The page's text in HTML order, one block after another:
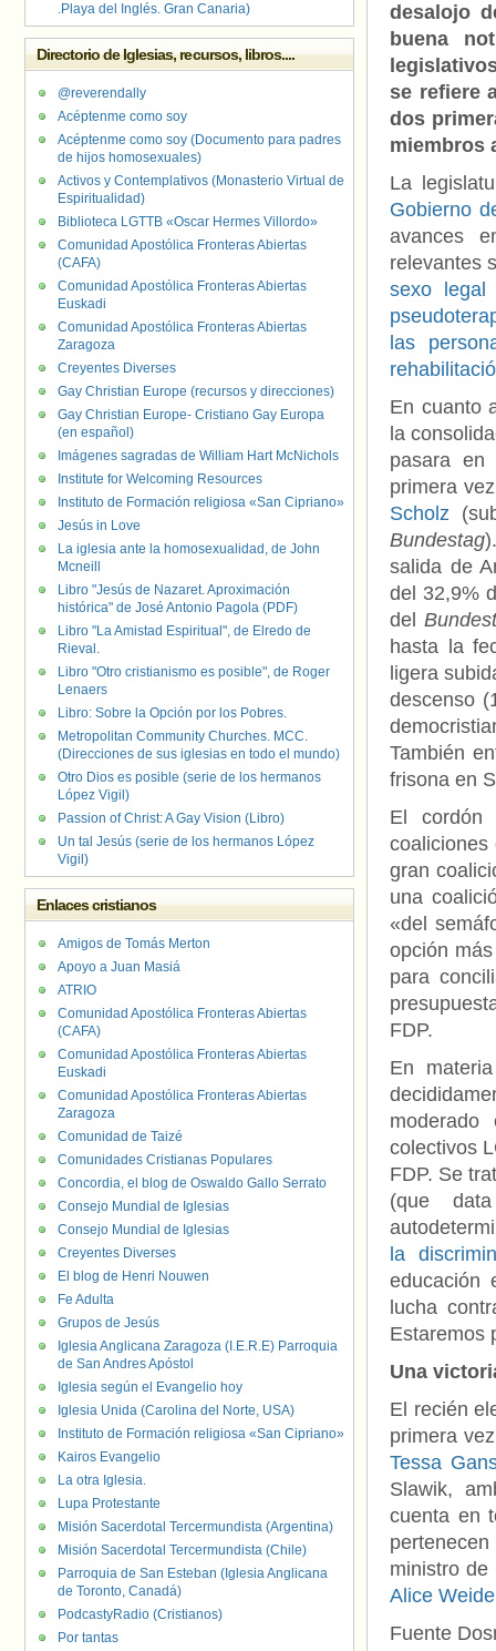
desalojo
buena
se refiere
dos
miembros
La
Gobierno
avances
relevantes
sexo legal
las
En cuanto
la
pasara en
primera
Scholz
Bundestag
salida de
del 32,9%
del
hasta la
ligera
descenso
También
frisona en
El cordón
gran
una
«del
opción
para
FDP.
En
colectivos
FDP. Se
(que
la
educación
lucha
Estaremos
Una
El recién
primera
Tessa
Slawik,
cuenta en
ministro
Alice
Fuente
.Playa del Inglés. Gran Canaria)
Directorio de Iglesias, recursos, libros....
@reverendally
Acéptenme como soy
Acéptenme como soy (Documento para padres
de hijos homosexuales)
Activos y Contemplativos (Monasterio Virtual de
Espiritualidad)
Biblioteca LGTTB «Oscar Hermes Villordo»
Comunidad Apostólica Fronteras Abiertas
(CAFA)
Comunidad Apostólica Fronteras Abiertas
Euskadi
Comunidad Apostólica Fronteras Abiertas
Zaragoza
Creyentes Diverses
Gay Christian Europe (recursos y direcciones)
Gay Christian Europe- Cristiano Gay Europa
(en español)
Imágenes sagradas de William Hart McNichols
Institute for Welcoming Resources
Instituto de Formación religiosa «San Cipriano»
Jesús in Love
La iglesia ante la homosexualidad, de John
Mcneill
Libro "Jesús de Nazaret. Aproximación
histórica" de José Antonio Pagola (PDF)
Libro "La Amistad Espiritual", de Elredo de
Rieval.
Libro "Otro cristianismo es posible", de Roger
Lenaers
Libro: Sobre la Opción por los Pobres.
Metropolitan Community Churches. MCC.
(Direcciones de sus iglesias en todo el mundo)
Otro Dios es posible (serie de los hermanos
López Vigil)
Passion of Christ: A Gay Vision (Libro)
Un tal Jesús (serie de los hermanos López
Vigil)
Enlaces cristianos
Amigos de Tomás Merton
Apoyo a Juan Masiá
ATRIO
Comunidad Apostólica Fronteras Abiertas
(CAFA)
Comunidad Apostólica Fronteras Abiertas
Euskadi
Comunidad Apostólica Fronteras Abiertas
Zaragoza
Comunidad de Taizé
Comunidades Cristianas Populares
Concordia, el blog de Oswaldo Gallo Serrato
Consejo Mundial de Iglesias
Consejo Mundial de Iglesias
Creyentes Diverses
El blog de Henri Nouwen
Fe Adulta
Grupos de Jesús
Iglesia Anglicana Zaragoza (I.E.R.E) Parroquia
de San Andres Apóstol
Iglesia según el Evangelio hoy
Iglesia Unida (Carolina del Norte, USA)
Instituto de Formación religiosa «San Cipriano»
Kairos Evangelio
La otra Iglesia.
Lupa Protestante
Misión Sacerdotal Tercermundista (Argentina)
Misión Sacerdotal Tercermundista (Chile)
Parroquia de San Esteban (Iglesia Anglicana
de Toronto, Canadá)
PodcastyRadio (Cristianos)
Por tantas